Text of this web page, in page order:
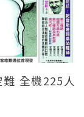
難 全機225人